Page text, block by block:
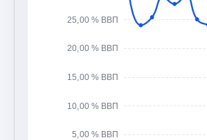
5,00 % ВВП
10,00 % ВВП
15,00 % ВВП
20,00 % ВВП
25,00 % ВВП